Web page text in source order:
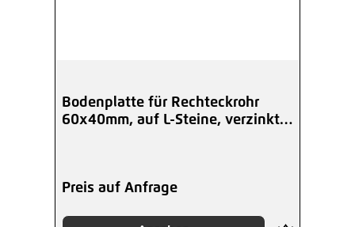
Bodenplatte für Rechteckrohr
60x40mm, auf L-Steine, verzinkt
Preis auf Anfrage